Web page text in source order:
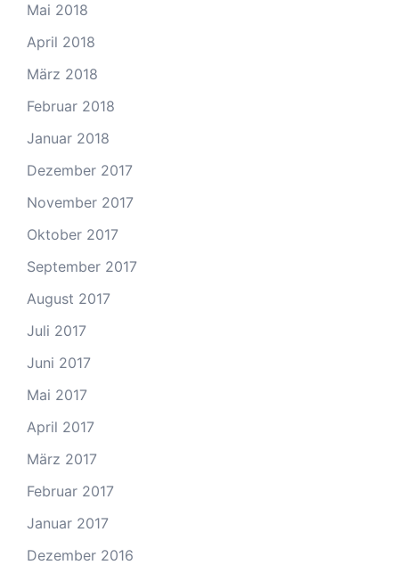
Mai 2018
April 2018
März 2018
Februar 2018
Januar 2018
Dezember 2017
November 2017
Oktober 2017
September 2017
August 2017
Juli 2017
Juni 2017
Mai 2017
April 2017
März 2017
Februar 2017
Januar 2017
Dezember 2016